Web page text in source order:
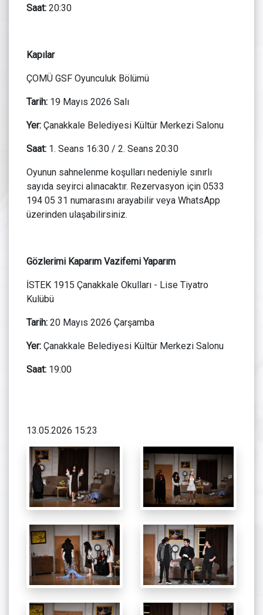
Saat: 20:30
Kapılar
ÇOMÜ GSF Oyunculuk Bölümü
Tarih: 19 Mayıs 2026 Salı
Yer: Çanakkale Belediyesi Kültür Merkezi Salonu
Saat: 1. Seans 16:30 / 2. Seans 20:30
Oyunun sahnelenme koşulları nedeniyle sınırlı
sayıda seyirci alınacaktır. Rezervasyon için 0533
194 05 31 numarasını arayabilir veya WhatsApp
üzerinden ulaşabilirsiniz.
Gözlerimi Kaparım Vazifemi Yaparım
İSTEK 1915 Çanakkale Okulları - Lise Tiyatro
Kulübü
Tarih: 20 Mayıs 2026 Çarşamba
Yer: Çanakkale Belediyesi Kültür Merkezi Salonu
Saat: 19:00
13.05.2026 15:23